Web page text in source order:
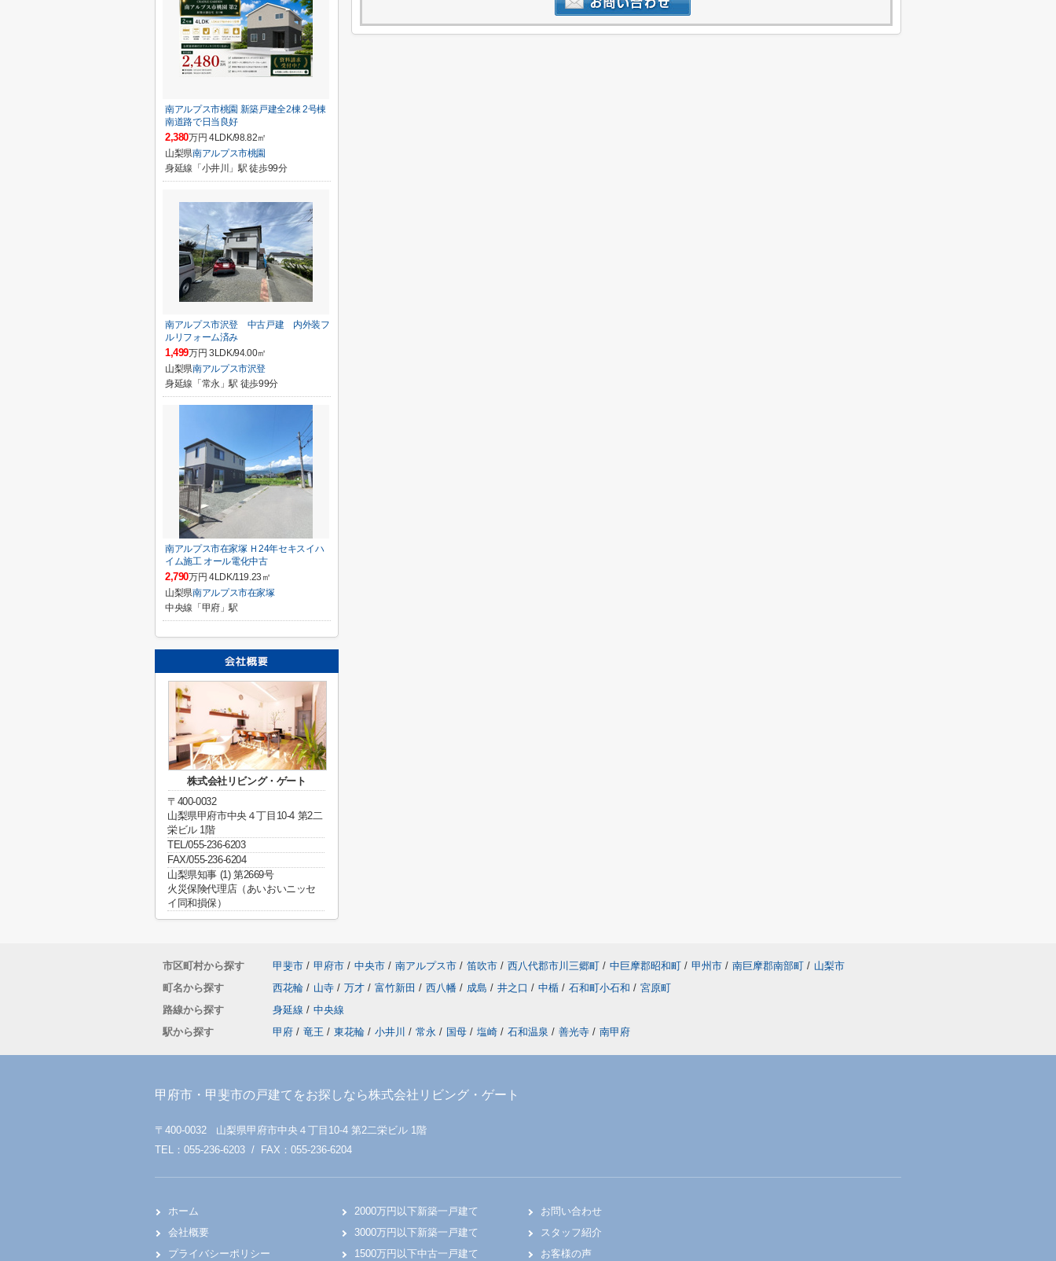
南アルプス市桃園 新築戸建全2棟 2号棟
南道路で日当良好
2,380万円 4LDK/98.82㎡
山梨県南アルプス市桃園
身延線「小井川」駅 徒歩99分
南アルプス市沢登 中古戸建 内外装フ
ルリフォーム済み
1,499万円 3LDK/94.00㎡
山梨県南アルプス市沢登
身延線「常永」駅 徒歩99分
南アルプス市在家塚 Ｈ24年セキスイハ
イム施工 オール電化中古
2,790万円 4LDK/119.23㎡
山梨県南アルプス市在家塚
中央線「甲府」駅
株式会社リビング・ゲート
〒400-0032
山梨県甲府市中央４丁目10-4 第2二
栄ビル 1階
TEL/055-236-6203
FAX/055-236-6204
山梨県知事 (1) 第2669号
火災保険代理店（あいおいニッセ
イ同和損保）
市区町村から探す 甲斐市 / 甲府市 / 中央市 / 南アルプス市 / 笛吹市 / 西八代郡市川三郷町 / 中巨摩郡昭和町 / 甲州市 / 南巨摩郡南部町 / 山梨市
町名から探す
西花輪 / 山寺 / 万才 / 富竹新田 / 西八幡 / 成島 / 井之口 / 中楯 / 石和町小石和 / 宮原町
路線から探す
身延線 / 中央線
駅から探す
甲府 / 竜王 / 東花輪 / 小井川 / 常永 / 国母 / 塩崎 / 石和温泉 / 善光寺 / 南甲府
甲府市・甲斐市の戸建てをお探しなら株式会社リビング・ゲート
〒400-0032 山梨県甲府市中央４丁目10-4 第2二栄ビル 1階
TEL：055-236-6203 / FAX：055-236-6204
ホーム
会社概要
プライバシーポリシー
2000万円以下新築一戸建て
3000万円以下新築一戸建て
1500万円以下中古一戸建て
お問い合わせ
スタッフ紹介
お客様の声